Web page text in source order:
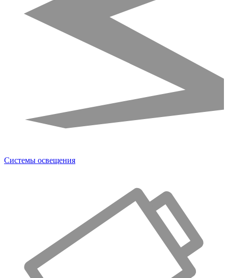
Системы освещения